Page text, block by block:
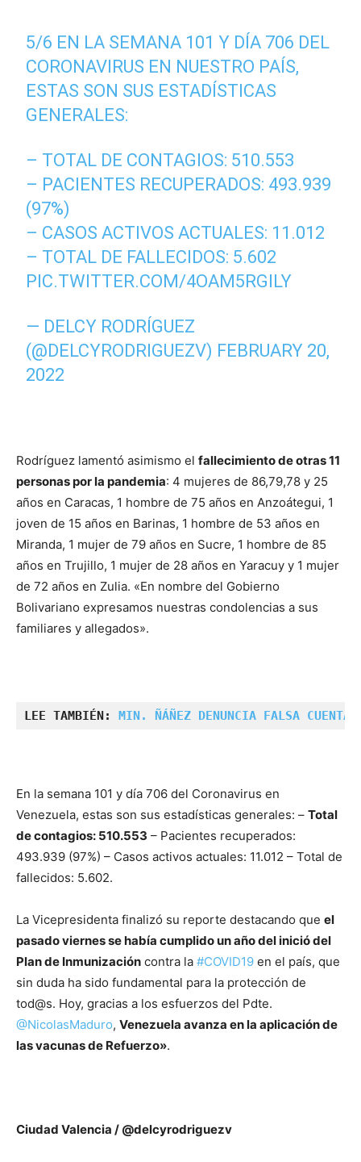
5/6 EN LA SEMANA 101 Y DÍA 706 DEL
CORONAVIRUS EN NUESTRO PAÍS,
ESTAS SON SUS ESTADÍSTICAS
GENERALES:
– TOTAL DE CONTAGIOS: 510.553
– PACIENTES RECUPERADOS: 493.939
(97%)
– CASOS ACTIVOS ACTUALES: 11.012
– TOTAL DE FALLECIDOS: 5.602
PIC.TWITTER.COM/4OAM5RGILY
— DELCY RODRÍGUEZ
(@DELCYRODRIGUEZV) FEBRUARY 20,
2022
Rodríguez lamentó asimismo el fallecimiento de otras 11
personas por la pandemia: 4 mujeres de 86,79,78 y 25
años en Caracas, 1 hombre de 75 años en Anzoátegui, 1
joven de 15 años en Barinas, 1 hombre de 53 años en
Miranda, 1 mujer de 79 años en Sucre, 1 hombre de 85
años en Trujillo, 1 mujer de 28 años en Yaracuy y 1 mujer
de 72 años en Zulia. «En nombre del Gobierno
Bolivariano expresamos nuestras condolencias a sus
familiares y allegados».
LEE TAMBIÉN: MIN. ÑÁÑEZ DENUNCIA FALSA
En la semana 101 y día 706 del Coronavirus en
Venezuela, estas son sus estadísticas generales: – Total
de contagios: 510.553 – Pacientes recuperados:
493.939 (97%) – Casos activos actuales: 11.012 – Total de
fallecidos: 5.602.
La Vicepresidenta finalizó su reporte destacando que el
pasado viernes se había cumplidoun año del inició del
Plan de Inmunización contra la #COVID19 en el país, que
sin duda ha sido fundamental para la protección de
tod@s. Hoy, gracias a los esfuerzos del Pdte.
@NicolasMaduro, Venezuela avanza en la aplicación de
las vacunas de Refuerzo».
Ciudad Valencia / @delcyrodriguezv